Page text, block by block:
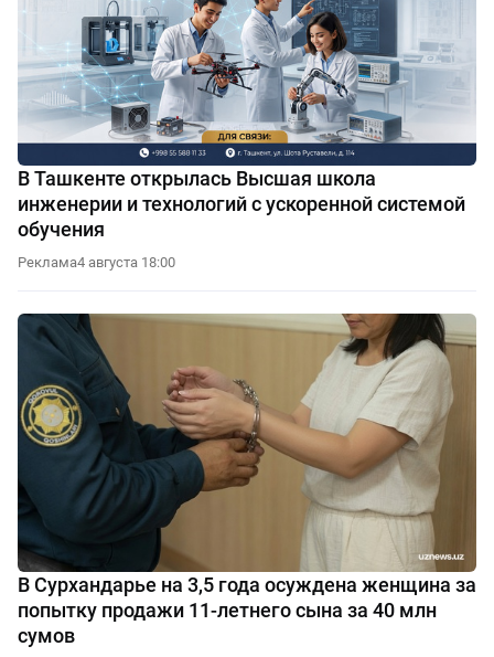
В Ташкенте открылась Высшая школа
инженерии и технологий с ускоренной системой
обучения
Реклама4 августа 18:00
В Сурхандарье на 3,5 года осуждена женщина за
попытку продажи 11-летнего сына за 40 млн
сумов